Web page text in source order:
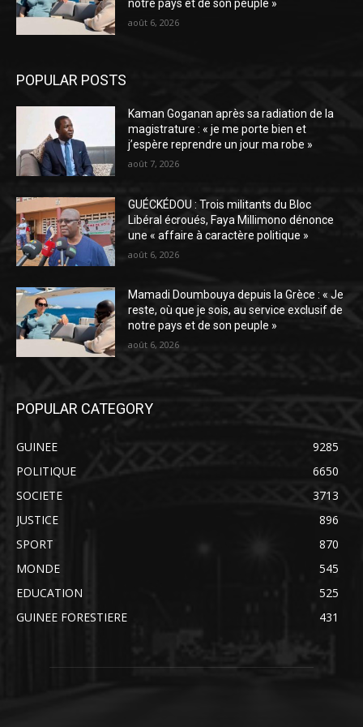
notre pays et de son peuple »
août 6, 2026
POPULAR POSTS
Kaman Goganan après sa radiation de la
magistrature : « je me porte bien et
j’espère reprendre un jour ma robe »
août 7, 2026
GUÉCKÉDOU : Trois militants du Bloc
Libéral écroués, Faya Millimono dénonce
une « affaire à caractère politique »
août 6, 2026
Mamadi Doumbouya depuis la Grèce : « Je
reste, où que je sois, au service exclusif de
notre pays et de son peuple »
août 6, 2026
POPULAR CATEGORY
GUINEE
9285
POLITIQUE
6650
SOCIETE
3713
JUSTICE
896
SPORT
870
MONDE
545
EDUCATION
525
GUINEE FORESTIERE
431